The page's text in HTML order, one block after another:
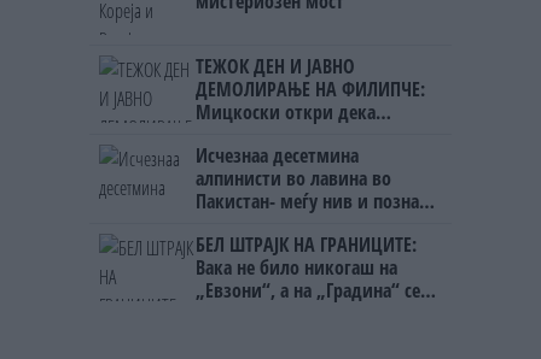
ТЕЖОК ДЕН И ЈАВНО
ДЕМОЛИРАЊЕ НА ФИЛИПЧЕ:
Мицкоски откри дека
ништо, освен за кеш
Исчезнаа десетмина
алпинисти во лавина во
Пакистан- меѓу нив и познат
БЕЛ ШТРАЈК НА ГРАНИЦИТЕ:
Вака не било никогаш на
„Евзони“, а на „Градина“ се